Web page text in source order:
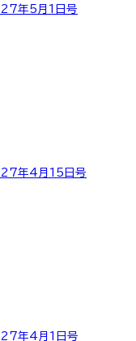
27年5月1日号
27年4月15日号
27年4月1日号